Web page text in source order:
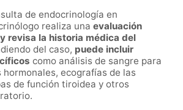
de endocrinología en
realiza una evaluación
revisa la historia médica del
del caso, puede incluir
como análisis de sangre para
hormonales, ecografías de las
de función tiroidea y otros